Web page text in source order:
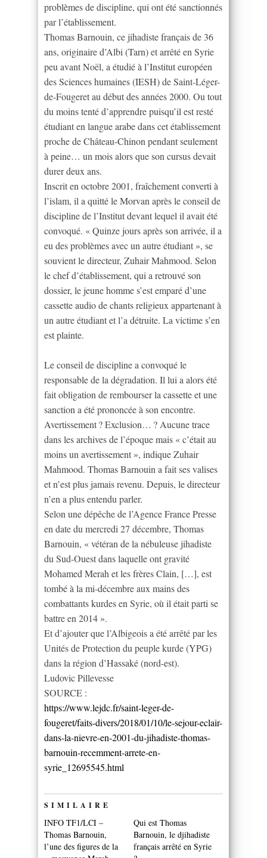
problèmes de discipline, qui ont été sanctionnés
par l’établissement.
Thomas Barnouin, ce jihadiste français de 36
ans, originaire d’Albi (Tarn) et arrêté en Syrie
peu avant Noël, a étudié à l’Institut européen
des Sciences humaines (IESH) de Saint-Léger-
de-Fougeret au début des années 2000. Ou tout
du moins tenté d’apprendre puisqu’il est resté
étudiant en langue arabe dans cet établissement
proche de Château-Chinon pendant seulement
à peine… un mois alors que son cursus devait
durer deux ans.
Inscrit en octobre 2001, fraîchement converti à
l’islam, il a quitté le Morvan après le conseil de
discipline de l’Institut devant lequel il avait été
convoqué. « Quinze jours après son arrivée, il a
eu des problèmes avec un autre étudiant », se
souvient le directeur, Zuhair Mahmood. Selon
le chef d’établissement, qui a retrouvé son
dossier, le jeune homme s’est emparé d’une
cassette audio de chants religieux appartenant à
un autre étudiant et l’a détruite. La victime s’en
est plainte.
Le conseil de discipline a convoqué le
responsable de la dégradation. Il lui a alors été
fait obligation de rembourser la cassette et une
sanction a été prononcée à son encontre.
Avertissement ? Exclusion… ? Aucune trace
dans les archives de l’époque mais « c’était au
moins un avertissement », indique Zuhair
Mahmood. Thomas Barnouin a fait ses valises
et n’est plus jamais revenu. Depuis, le directeur
n’en a plus entendu parler.
Selon une dépêche de l’Agence France Presse
en date du mercredi 27 décembre, Thomas
Barnouin, « vétéran de la nébuleuse jihadiste
du Sud-Ouest dans laquelle ont gravité
Mohamed Merah et les frères Clain, […], est
tombé à la mi-décembre aux mains des
combattants kurdes en Syrie, où il était parti se
battre en 2014 ».
Et d’ajouter que l’Albigeois a été arrêté par les
Unités de Protection du peuple kurde (YPG)
dans la région d’Hassaké (nord-est).
Ludovic Pillevesse
SOURCE :
https://www.lejdc.fr/saint-leger-de-
fougeret/faits-divers/2018/01/10/le-sejour-eclair-
dans-la-nievre-en-2001-du-jihadiste-thomas-
barnouin-recemment-arrete-en-
syrie_12695545.html
SIMILAIRE
INFO TF1/LCI –
Thomas Barnouin,
l’une des figures de la
Qui est Thomas
Barnouin, le djihadiste
français arrêté en Syrie